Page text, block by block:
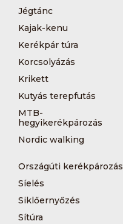
Jégtánc
Kajak-kenu
Kerékpár túra
Korcsolyázás
Krikett
Kutyás terepfutás
MTB-
hegyikerékpározás
Nordic walking
Országúti kerékpározás
Síelés
Siklőernyőzés
Sítúra